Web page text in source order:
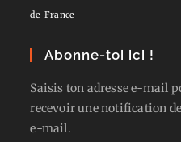
de-France
Abonne-toi ici !
Saisis ton adresse e-mail
recevoir une notification
e-mail.